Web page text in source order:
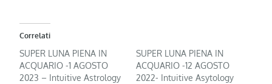
Correlati
SUPER LUNA PIENA IN
ACQUARIO -1 AGOSTO
2023 – Intuitive Astrology
SUPER LUNA PIENA IN
ACQUARIO -12 AGOSTO
2022- Intuitive Asytology